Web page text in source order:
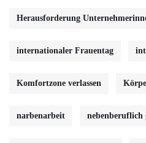
Herausforderung
internationaler Frauentag
Komfortzone verlassen
narbenarbeit nebenberuflich